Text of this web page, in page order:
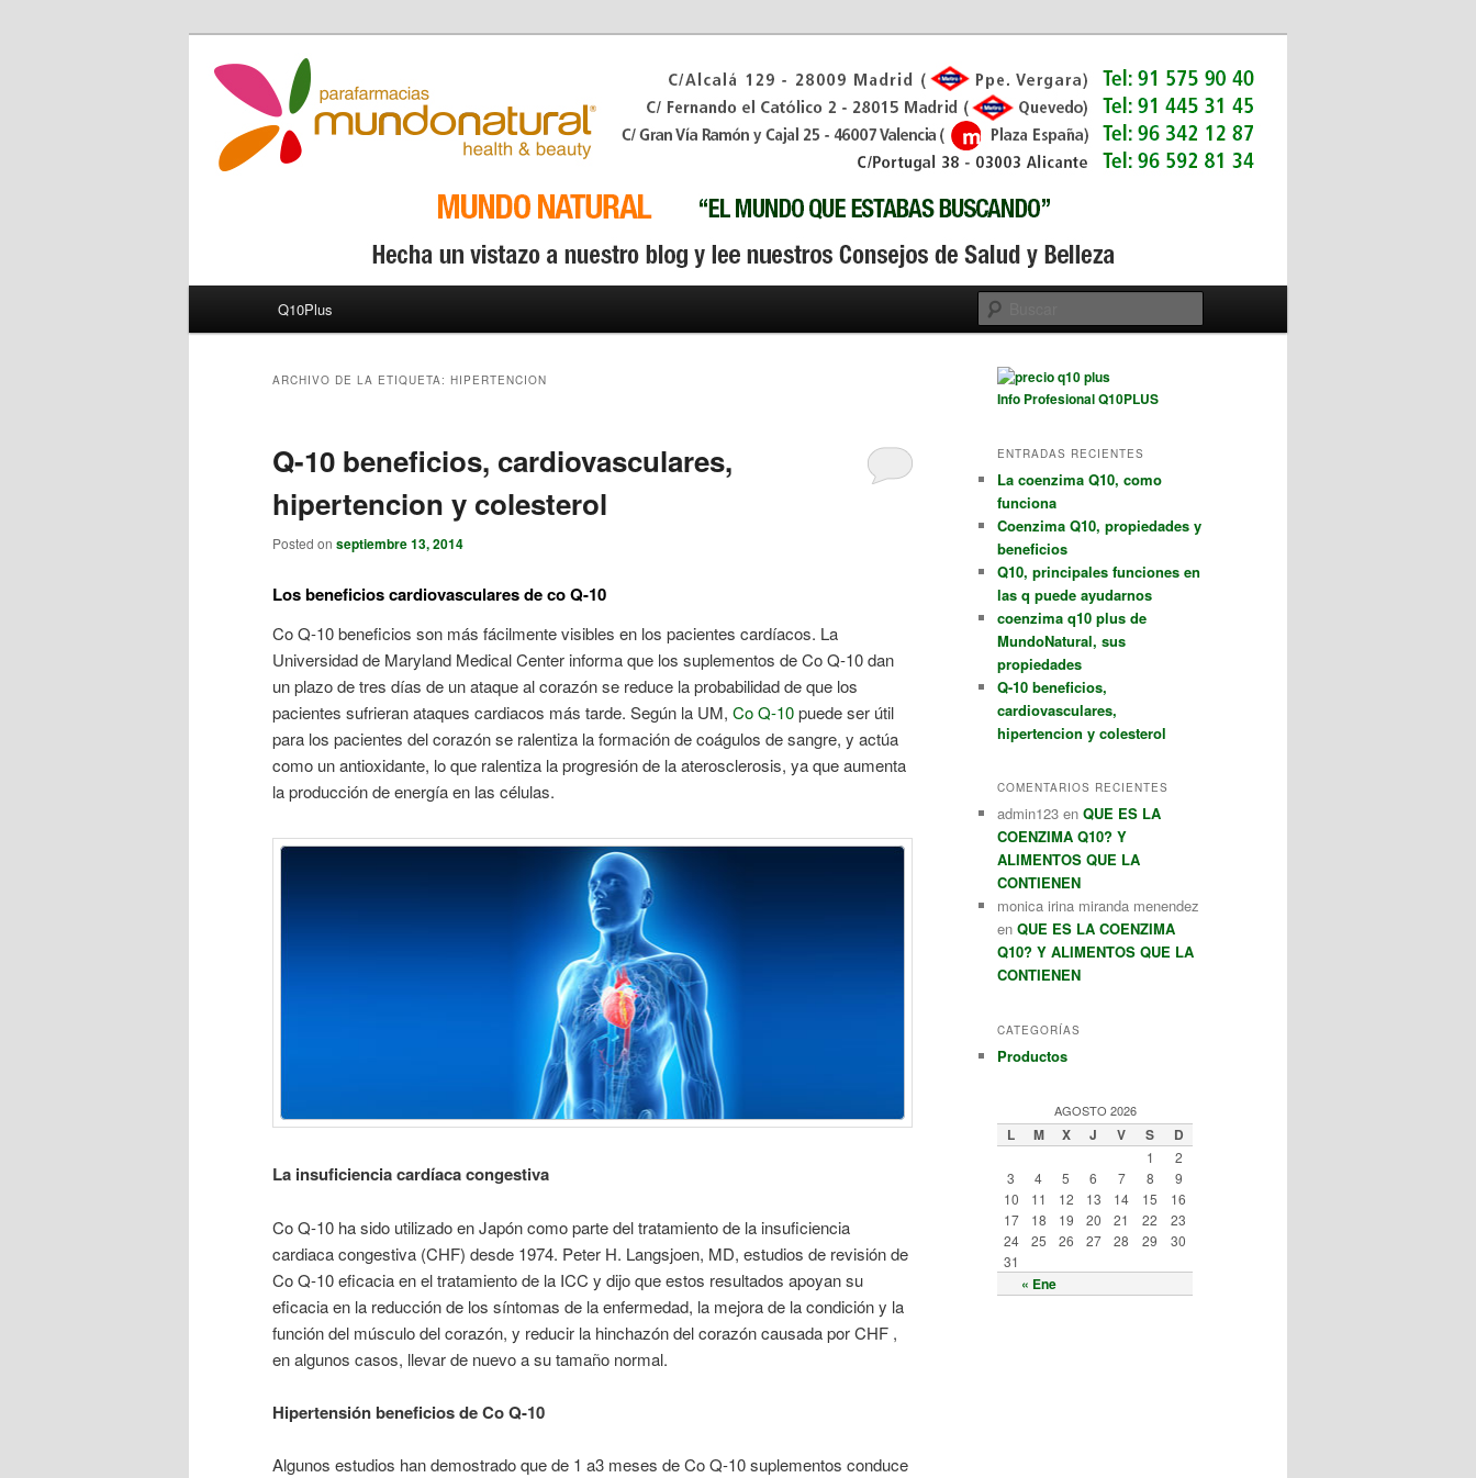
Ir al contenido principal
Ir al contenido secundario
Q10Plus
ARCHIVO DE LA ETIQUETA: HIPERTENCION
Q-10 beneficios, cardiovasculares,
hipertencion y colesterol
Posted on septiembre 13, 2014
Los beneficios cardiovasculares de co Q-10
Co Q-10 beneficios son más fácilmente visibles en los pacientes cardíacos. La
Universidad de Maryland Medical Center informa que los suplementos de Co Q-10 dan
un plazo de tres días de un ataque al corazón se reduce la probabilidad de que los
pacientes sufrieran ataques cardiacos más tarde. Según la UM, Co Q-10puede ser útil
para los pacientes del corazón se ralentiza la formación de coágulos de sangre, y actúa
como un antioxidante, lo que ralentiza la progresión de la aterosclerosis, ya que aumenta
la producción de energía en las células.
La insuficiencia cardíaca congestiva
Co Q-10 ha sido utilizado en Japón como parte del tratamiento de la insuficiencia
cardiaca congestiva (CHF) desde 1974. Peter H. Langsjoen, MD, estudios de revisión de
Co Q-10 eficacia en el tratamiento de la ICC y dijo que estos resultados apoyan su
eficacia en la reducción de los síntomas de la enfermedad, la mejora de la condición y la
función del músculo del corazón, y reducir la hinchazón del corazón causada por CHF ,
en algunos casos, llevar de nuevo a su tamaño normal.
Hipertensión beneficios de Co Q-10
Algunos estudios han demostrado que de 1 a3 meses de Co Q-10 suplementos conduce
Info Profesional Q10PLUS
ENTRADAS RECIENTES
La coenzima Q10, como
funciona
Coenzima Q10, propiedades y
beneficios
Q10, principales funciones en
las q puede ayudarnos
coenzima q10 plus de
MundoNatural, sus
propiedades
Q-10 beneficios,
cardiovasculares,
hipertencion y colesterol
COMENTARIOS RECIENTES
admin123 en QUE ES LA
COENZIMA Q10? Y
ALIMENTOS QUE LA
CONTIENEN
monica irina miranda menendez
en QUE ES LA COENZIMA
Q10? Y ALIMENTOS QUE LA
CONTIENEN
CATEGORÍAS
Productos
AGOSTO 2026
L M X J V S D
« Ene
1
2
3
4 5 6 7 8
9
10
11 12 13 14 15
16
17
18 19 20 21 22
23
24
25 26 27 28 29
30
31